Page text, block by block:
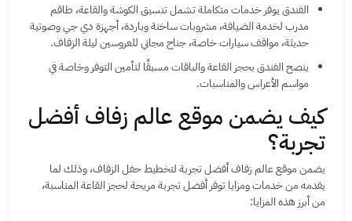
الفندق يوفر خدمات متكاملة تشمل تنسيق الكوشة والقاعة، طاقم
مدرب لخدمة الضيافة، مشروبات ساخنة وباردة، أجهزة دي جي وصوتية
حديثة، مواقف سيارات خاصة، جناح مجاني للعروسين ليلة الزفاف.
ينصح الفندق بحجز القاعة والباقات مسبقًا لتأمين التوفر وخاصة في
مواسم الأعراس والمناسبات.
كيف يضمن موقع عالم زفاف أفضل
تجربة؟
يضمن موقع عالم زفاف أفضل تجربة لتخطيط حفل الزفاف، وذلك لما
يقدمه من خدمات ومزايا توفر أفضل تجربة مريحة لحجز القاعة المناسبة،
من أبرز هذه المزايا: